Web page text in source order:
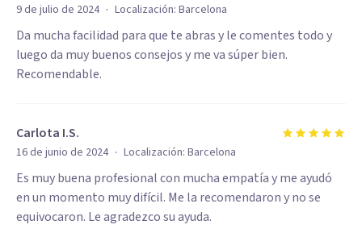
9 de julio de 2024 · Localización: Barcelona
Da mucha facilidad para que te abras y le comentes todo y
luego da muy buenos consejos y me va súper bien.
Recomendable.
Carlota I.S.
16 de junio de 2024 · Localización: Barcelona
Es muy buena profesional con mucha empatía y me ayudó
en un momento muy difícil. Me la recomendaron y no se
equivocaron. Le agradezco su ayuda.